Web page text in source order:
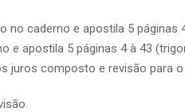
no caderno e apostila 5 páginas
e apostila 5 páginas 4 à 43
juros composto e revisão para o